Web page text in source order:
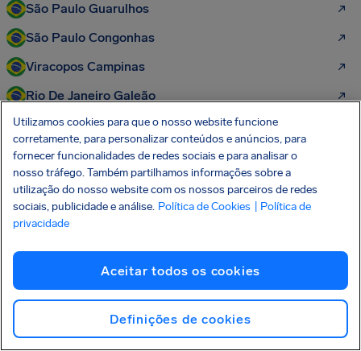
São Paulo Guarulhos
São Paulo Congonhas
Viracopos Campinas
Rio De Janeiro Galeão
Belo Horizonte Tancredo Neves
Recife Guararapes
Lisboa
Brasília
Curitiba Afonso Pena
Mais direitos dos passageiros para
Utilizamos cookies para que o nosso website funcione
corretamente, para personalizar conteúdos e anúncios, para
fornecer funcionalidades de redes sociais e para analisar o
nosso tráfego. Também partilhamos informações sobre a
utilização do nosso website com os nossos parceiros de redes
sociais, publicidade e análise. Política de Cookies
| Política de
privacidade
Aceitar todos os cookies
Definições de cookies